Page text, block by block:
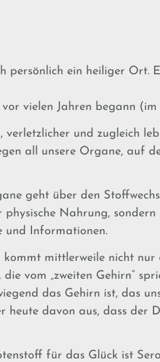
persönlich ein heiliger Ort.
vor vielen Jahren begann
verletzlicher und zugleich
all unsere Organe, auf
geht über den
physische Nahrung, sondern
und Informationen.
mittlerweile nicht nur
die vom „zweiten Gehirn“
das Gehirn ist, das
heute davon aus, dass der
für das Glück ist